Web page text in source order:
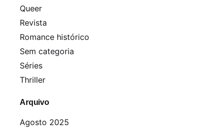
Queer
Revista
Romance histórico
Sem categoria
Séries
Thriller
Arquivo
Agosto 2025